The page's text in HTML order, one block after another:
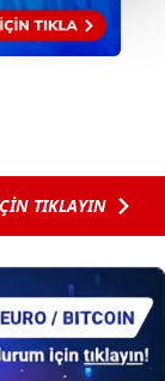
vermedikleri
çerezler
kişisel
bilgi
işlevsel
amaçlarıyla
TIKLAYIN